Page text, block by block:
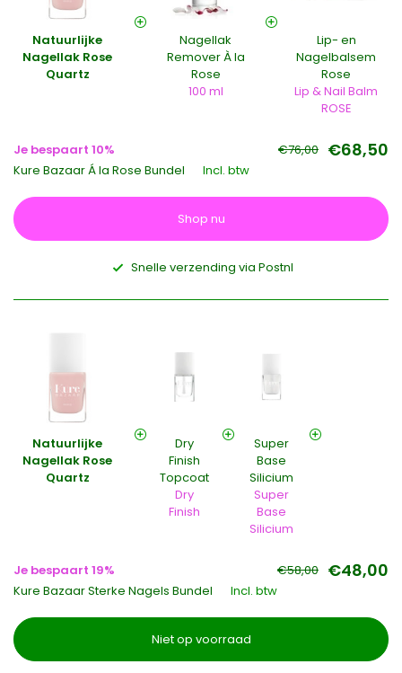
Natuurlijke
Nagellak Rose
Quartz
Nagellak
Remover À la
Rose
100 ml
Lip- en
Nagelbalsem
Rose
Lip & Nail Balm
ROSE
Je bespaart 10% €76,00 €68,50
Kure Bazaar Á la Rose Bundel Incl. btw
Shop nu
Snelle verzending via Postnl
Natuurlijke
Nagellak Rose
Quartz
Dry
Finish
Topcoat
Dry
Finish
Super
Base
Silicium
Super
Base
Silicium
Je bespaart 19% €58,00 €48,00
Kure Bazaar Sterke Nagels Bundel Incl. btw
Niet op voorraad